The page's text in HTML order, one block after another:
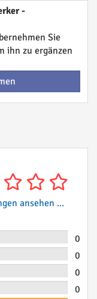
-
Sie
ihn zu ergänzen
ansehen ...
0
0
0
0